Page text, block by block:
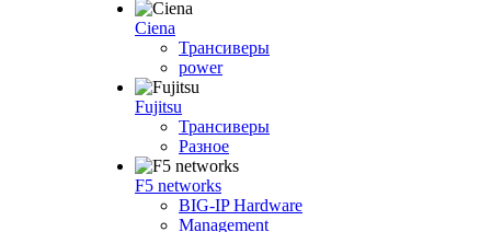
Ciena
Трансиверы
power
Fujitsu
Трансиверы
Разное
F5 networks
BIG-IP Hardware
Management